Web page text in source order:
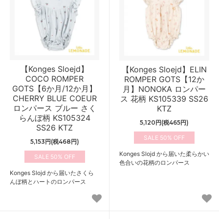
【Konges Sloejd】
COCO ROMPER
GOTS【6か月/12か月】
CHERRY BLUE COEUR
ロンパース ブルー さく
らんぼ柄 KS105324
SS26 KTZ
5,153円(税468円)
50%
Konges Slojd から届いたさくら
んぼ柄とハートのロンパース
【Konges Sloejd】ELIN
ROMPER GOTS【12か
月】NONOKA ロンパー
ス 花柄 KS105339 SS26
KTZ
5,120円(税465円)
50%
Konges Slojd から届いた柔らかい
色合いの花柄のロンパース